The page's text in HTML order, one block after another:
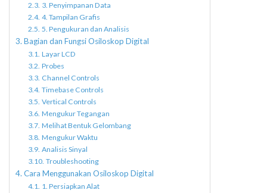
3. Penyimpanan Data
4. Tampilan Grafis
5. Pengukuran dan Analisis
Bagian dan Fungsi Osiloskop Digital
Layar LCD
Probes
Channel Controls
Timebase Controls
Vertical Controls
Mengukur Tegangan
Melihat Bentuk Gelombang
Mengukur Waktu
Analisis Sinyal
Troubleshooting
Cara Menggunakan Osiloskop Digital
1. Persiapkan Alat